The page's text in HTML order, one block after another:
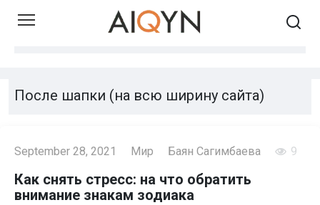
Skip
После шапки (на всю ширину сайта)
September 28, 2021 Мир Баян Сагимбаева 9
Как снять стресс: на что обратить
внимание знакам зодиака